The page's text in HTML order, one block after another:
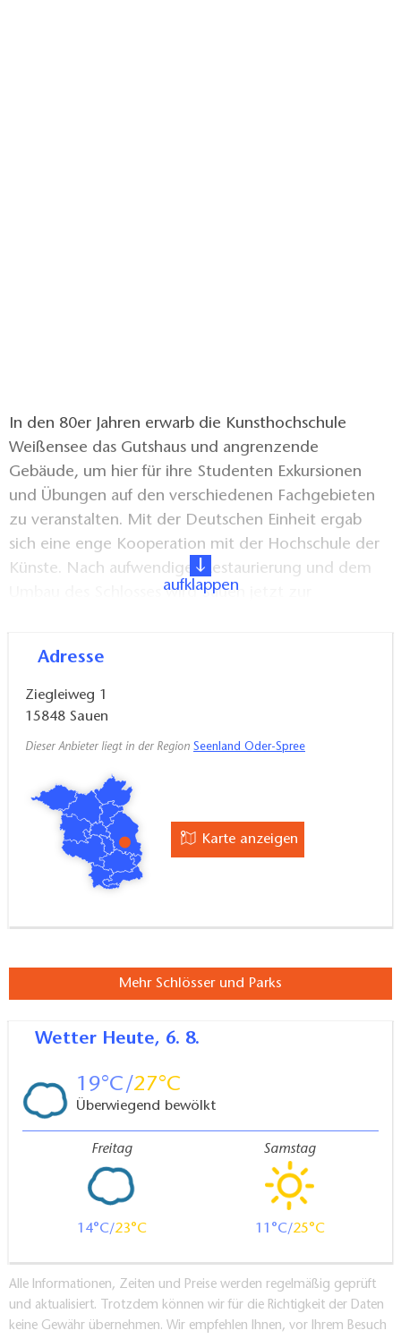
In den 80er Jahren erwarb die Kunsthochschule
Weißensee das Gutshaus und angrenzende
Gebäude, um hier für ihre Studenten Exkursionen
und Übungen auf den verschiedenen Fachgebieten
zu veranstalten. Mit der Deutschen Einheit ergab
sich eine enge Kooperation mit der Hochschule der
Künste. Nach aufwendiger Restaurierung und dem
Umbau des Schlosses wird Sauen jetzt zur
Lesungen und Konzerte statt. Im engen
Zusammenwirken der Stiftung August Bier mit den
Kunsthochschulen und ihren Studenten werden eine
kreative Basis und die Möglichkeit gesehen, die
und so Gedanken und Werk der Stiftung zu
verbreiten.
aufklappen
Adresse
Ziegleiweg 1
15848 Sauen
Dieser Anbieter liegt in der Region Seenland Oder-Spree
Karte anzeigen
Mehr Schlösser und Parks
Wetter Heute, 6. 8.
19 27
Überwiegend bewölkt
Freitag
14 23
Samstag
11 25
Alle Informationen, Zeiten und Preise werden regelmäßig geprüft
und aktualisiert. Trotzdem können wir für die Richtigkeit der Daten
keine Gewähr übernehmen. Wir empfehlen Ihnen, vor Ihrem Besuch